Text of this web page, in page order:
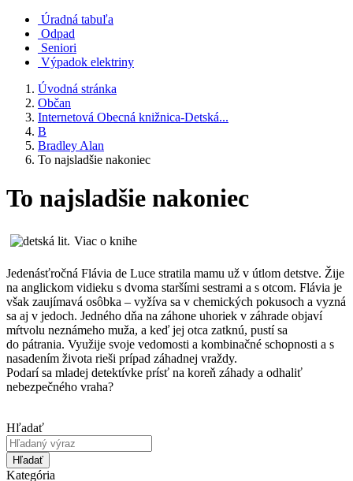
Úradná tabuľa
Odpad
Seniori
Výpadok elektriny
Úvodná stránka
Občan
Internetová Obecná knižnica-Detská...
B
Bradley Alan
To najsladšie nakoniec
To najsladšie nakoniec
Viac o knihe
Jedenásťročná Flávia de Luce stratila mamu už v útlom detstve. Žije
na anglickom vidieku s dvoma staršími sestrami a s otcom. Flávia je
však zaujímavá osôbka – vyžíva sa v chemických pokusoch a vyzná
sa aj v jedoch. Jedného dňa na záhone uhoriek v záhrade objaví
mŕtvolu neznámeho muža, a keď jej otca zatknú, pustí sa
do pátrania. Využije svoje vedomosti a kombinačné schopnosti a s
nasadením života rieši prípad záhadnej vraždy.
Podarí sa mladej detektívke prísť na koreň záhady a odhaliť
nebezpečného vraha?
Hľadať
Hľadať
Kategória